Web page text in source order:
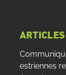
estriennes